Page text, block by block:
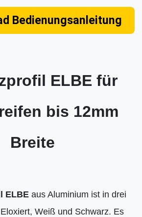
Bedienungsanleitung
ELBE für
bis 12mm
Breite
ELBE aus Aluminium ist in drei
Weiß und Schwarz. Es